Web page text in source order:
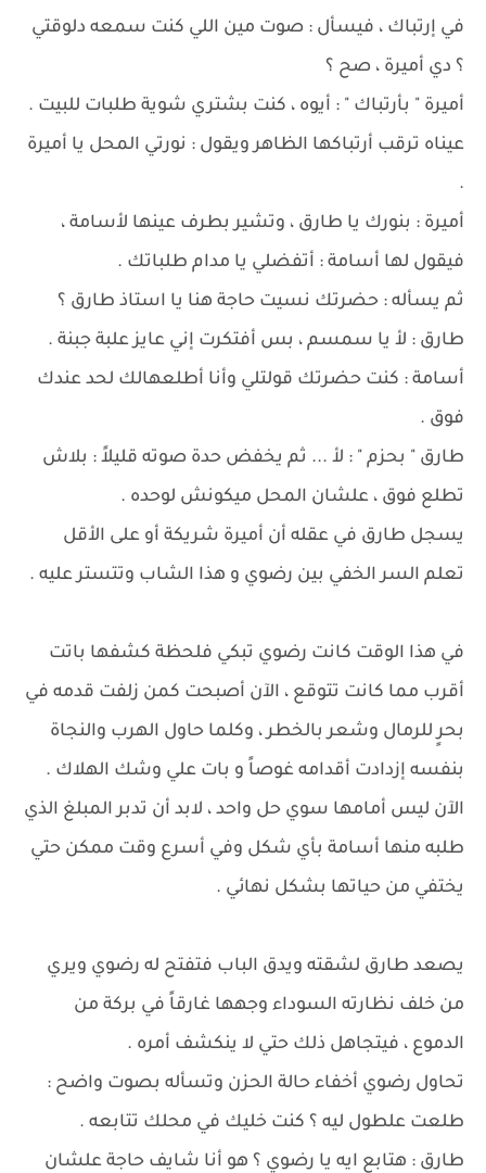
في إرتباك ، فيسأل : صوت مين اللي كنت سمعه دلوقتي
؟ دي أميرة ، صح ؟
أميرة " بأرتباك " : أيوه ، كنت بشتري شوية طلبات للبيت .
عيناه ترقب أرتباكها الظاهر ويقول : نورتي المحل يا أميرة
.
أميرة : بنورك يا طارق ، وتشير بطرف عينها لأسامة ،
فيقول لها أسامة : أتفضلي يا مدام طلباتك .
ثم يسأله : حضرتك نسيت حاجة هنا يا استاذ طارق ؟
طارق : لأ يا سمسم ، بس أفتكرت إني عايز علبة جبنة .
أسامة : كنت حضرتك قولتلي وأنا أطلعهالك لحد عندك
فوق .
طارق " بحزم " : لأ ... ثم يخفض حدة صوته قليلاً : بلاش
تطلع فوق ، علشان المحل ميكونش لوحده .
يسجل طارق في عقله أن أميرة شريكة أو على الأقل
تعلم السر الخفي بين رضوي و هذا الشاب وتتستر عليه .
في هذا الوقت كانت رضوي تبكي فلحظة كشفها باتت
أقرب مما كانت تتوقع ، الآن أصبحت كمن زلفت قدمه في
بحرٍ للرمال وشعر بالخطر ، وكلما حاول الهرب والنجاة
بنفسه إزدادت أقدامه غوصاً و بات علي وشك الهلاك .
الآن ليس أمامها سوي حل واحد ، لابد أن تدبر المبلغ الذي
طلبه منها أسامة بأي شكل وفي أسرع وقت ممكن حتي
يختفي من حياتها بشكل نهائي .
يصعد طارق لشقته ويدق الباب فتفتح له رضوي ويري
من خلف نظارته السوداء وجهها غارقاً في بركة من
الدموع ، فيتجاهل ذلك حتي لا ينكشف أمره .
تحاول رضوي أخفاء حالة الحزن وتسأله بصوت واضح :
طلعت علطول ليه ؟ كنت خليك في محلك تتابعه .
طارق : هتابع ايه يا رضوي ؟ هو أنا شايف حاجة علشان